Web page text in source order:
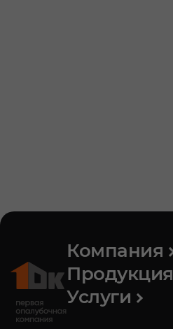
Компания
Продукция
Услуги